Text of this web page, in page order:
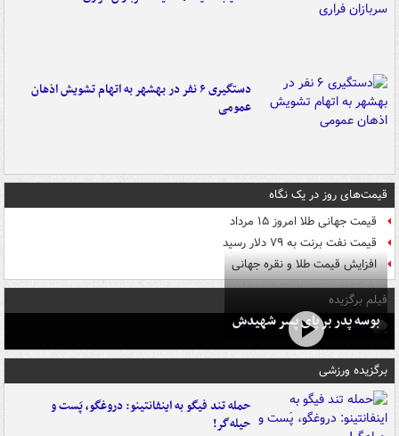
دستگیری ۶ نفر در بهشهر به اتهام تشویش اذهان
عمومی
قیمت‌های روز در یک نگاه
قیمت جهانی طلا امروز ۱۵ مرداد
قیمت نفت برنت به ۷۹ دلار رسید
افزایش قیمت طلا و نقره جهانی
فیلم برگزیده
بوسه‌ پدر بر پای پسر شهیدش
برگزیده ورزشی
حمله تند فیگو به اینفانتینو: دروغگو، پَست‌ و
حیله‌گر!